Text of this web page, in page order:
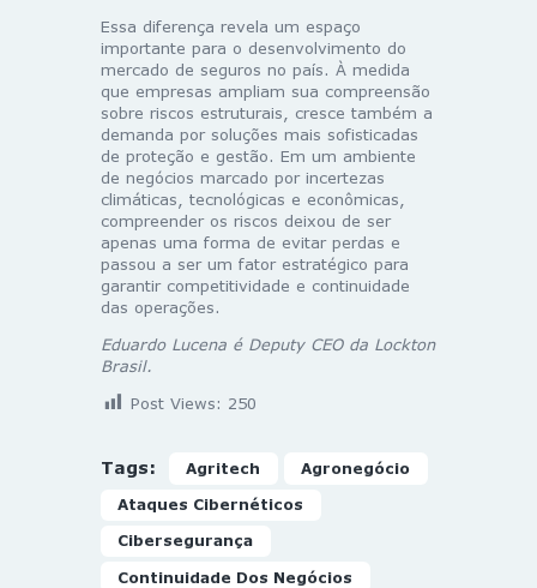
Essa diferença revela um espaço
importante para o desenvolvimento do
mercado de seguros no país. À medida
que empresas ampliam sua compreensão
sobre riscos estruturais, cresce também a
demanda por soluções mais sofisticadas
de proteção e gestão. Em um ambiente
de negócios marcado por incertezas
climáticas, tecnológicas e econômicas,
compreender os riscos deixou de ser
apenas uma forma de evitar perdas e
passou a ser um fator estratégico para
garantir competitividade e continuidade
das operações.
Eduardo Lucena é Deputy CEO da Lockton
Brasil.
Post Views: 250
Tags: Agritech Agronegócio
Ataques Cibernéticos
Cibersegurança
Continuidade Dos Negócios